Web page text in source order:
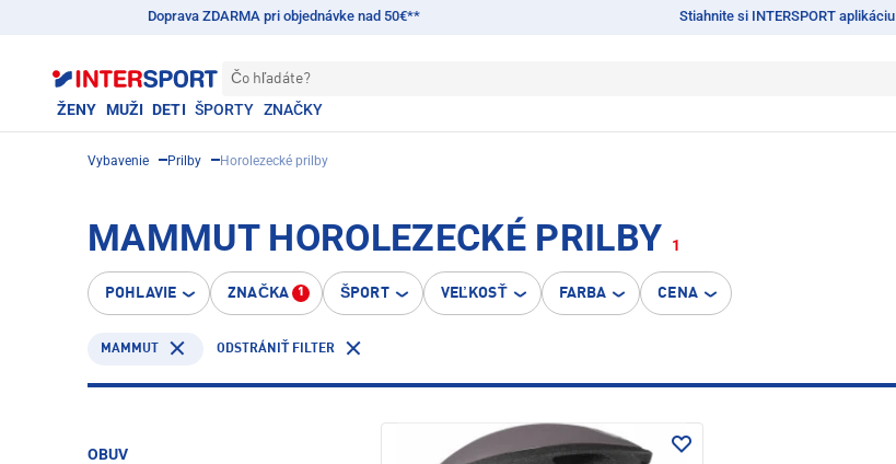
Doprava ZDARMA pri objednávke nad 50€** Stiahnite si INTERSPORT aplikáciu
Čo hľadáte?
ŽENY MUŽI DETI ŠPORTY ZNAČKY
Vybavenie Prilby Horolezecké prilby
MAMMUT HOROLEZECKÉ PRILBY 1
POHLAVIE ZNAČKA 1 ŠPORT VEĽKOSŤ FARBA CENA
MAMMUT ODSTRÁNIŤ FILTER
OBUV